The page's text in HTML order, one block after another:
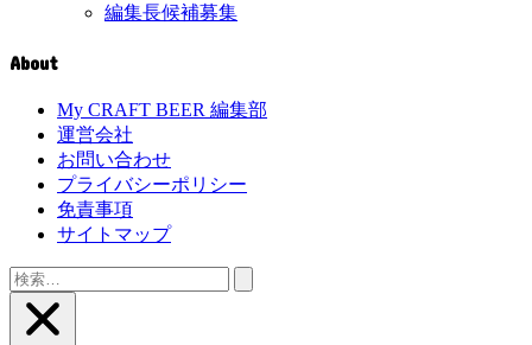
編集長候補募集
About
My CRAFT BEER 編集部
運営会社
お問い合わせ
プライバシーポリシー
免責事項
サイトマップ
検
索: